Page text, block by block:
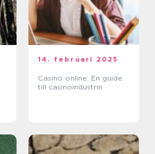
14. februari 2025
Casino online: En guide
till casinoindustrin